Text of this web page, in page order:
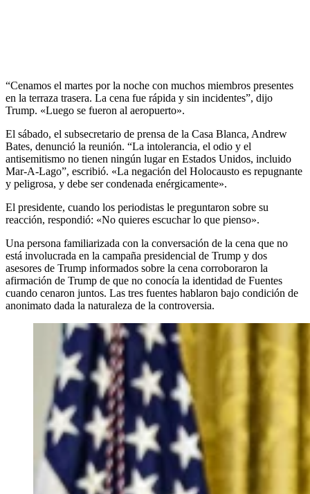
“Cenamos el martes por la noche con muchos miembros presentes
en la terraza trasera. La cena fue rápida y sin incidentes”, dijo
Trump. «Luego se fueron al aeropuerto».
El sábado, el subsecretario de prensa de la Casa Blanca, Andrew
Bates, denunció la reunión. “La intolerancia, el odio y el
antisemitismo no tienen ningún lugar en Estados Unidos, incluido
Mar-A-Lago”, escribió. «La negación del Holocausto es repugnante
y peligrosa, y debe ser condenada enérgicamente».
El presidente, cuando los periodistas le preguntaron sobre su
reacción, respondió: «No quieres escuchar lo que pienso».
Una persona familiarizada con la conversación de la cena que no
está involucrada en la campaña presidencial de Trump y dos
asesores de Trump informados sobre la cena corroboraron la
afirmación de Trump de que no conocía la identidad de Fuentes
cuando cenaron juntos. Las tres fuentes hablaron bajo condición de
anonimato dada la naturaleza de la controversia.